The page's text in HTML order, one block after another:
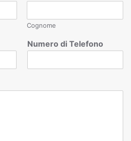
Cognome
Numero di Telefono